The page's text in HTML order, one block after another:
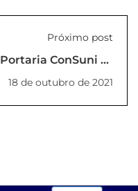
Próximo post
Portaria ConSuni nº
01/2021
18 de outubro de 2021